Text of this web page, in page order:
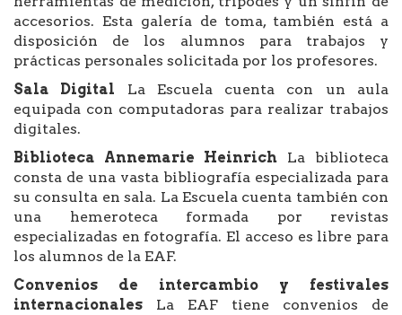
accesorios. Esta galería de toma, también está a
disposición de los alumnos para trabajos y
prácticas personales solicitada por los profesores.
Sala Digital La Escuela cuenta con un aula
equipada con computadoras para realizar trabajos
digitales.
Biblioteca Annemarie Heinrich La biblioteca
consta de una vasta bibliografía especializada para
su consulta en sala. La Escuela cuenta también con
una hemeroteca formada por revistas
especializadas en fotografía. El acceso es libre para
los alumnos de la EAF.
Convenios de intercambio y festivales
internacionales La EAF tiene convenios de